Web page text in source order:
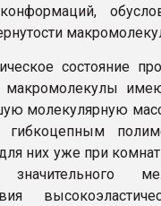
состояние
макромолекулы
молекулярную
гибкоцепным
них уже при